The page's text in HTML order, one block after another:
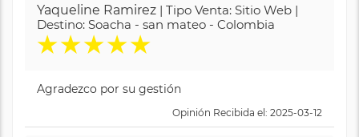
Yaqueline Ramirez | Tipo Venta: Sitio Web |
Destino: Soacha - san mateo - Colombia
★★★★★
Agradezco por su gestión
Opinión Recibida el: 2025-03-12